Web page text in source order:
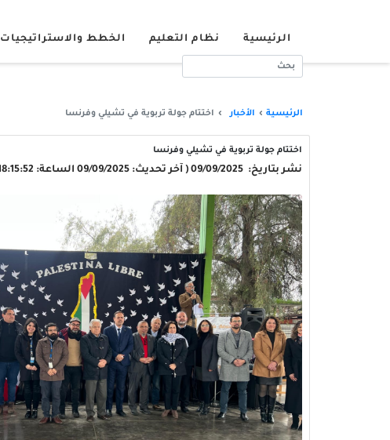
الرئيسية نظام التعليم الخطط والاستراتيجيات
الرئيسية الأخبار اختتام جولة تربوية في تشيلي وفرنسا
اختتام جولة تربوية في تشيلي وفرنسا
نشر بتاريخ: 09/09/2025 ( آخر تحديث: 09/09/2025 الساعة: 18:15:52 )